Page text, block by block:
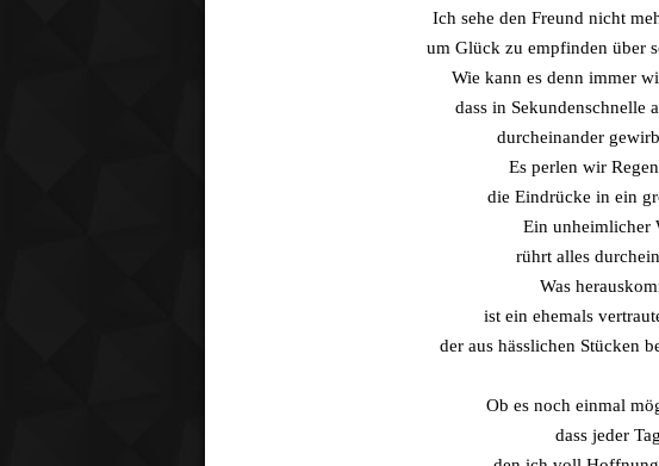
Ich sehe den Freund nicht
um Glück zu empfinden über
Wie kann es denn immer
dass in Sekundenschnelle
durcheinander
Es perlen wir
die Eindrücke in ein
Ein unheimlicher
rührt alles
Was
ist ein ehemals
der aus hässlichen Stücken
Ob es noch einmal
dass jeder